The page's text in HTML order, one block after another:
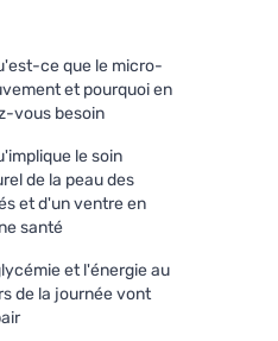
ce que le micro-
et pourquoi en
vous besoin
le soin
de la peau des
et d'un ventre en
santé
et l'énergie au
de la journée vont